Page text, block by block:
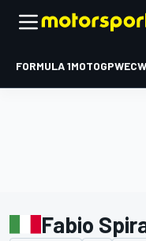
FORMULA 1MOTOGPWEC
Fabio